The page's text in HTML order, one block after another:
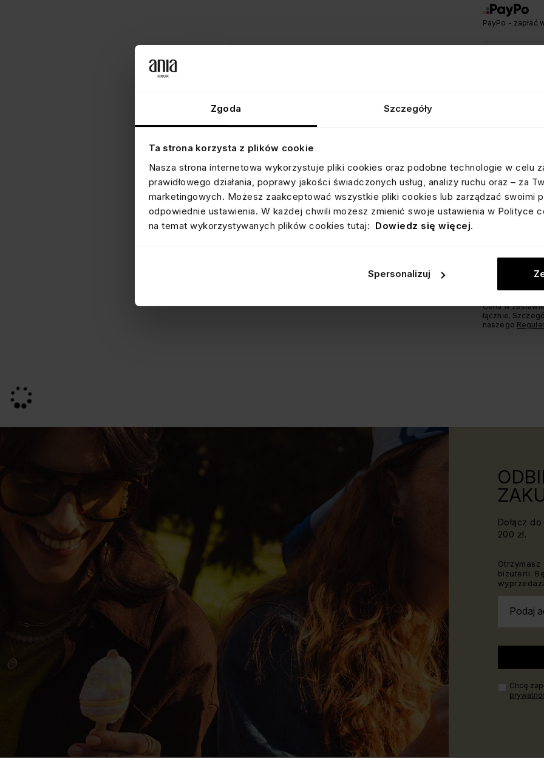
Zgoda Szczegóły
Ta strona korzysta z plików cookie
Nasza strona internetowa wykorzystuje pliki cookies oraz podobne technologie w celu
prawidłowego działania, poprawy jakości świadczonych usług, analizy ruchu oraz – za
marketingowych. Możesz zaakceptować wszystkie pliki cookies lub zarządzać swoimi
odpowiednie ustawienia. W każdej chwili możesz zmienić swoje ustawienia w Polityce
na temat wykorzystywanych plików cookies tutaj: Dowiedz się więcej.
Spersonalizuj
PayPo - zapłać
OPINIE
Informacja o
Wszystkie
dostępne są
*Cena poza
pojedynczym,
** Korzyść
regularnych
obniżką równa
Cena w
łącznie.
naszego
Dołącz
200 zł.
biżuterii.
Podaj
Chcę